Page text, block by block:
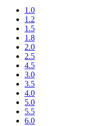
1.0
1.2
1.5
1.8
2.0
2.5
4.5
3.0
3.5
4.0
5.0
5.5
6.0